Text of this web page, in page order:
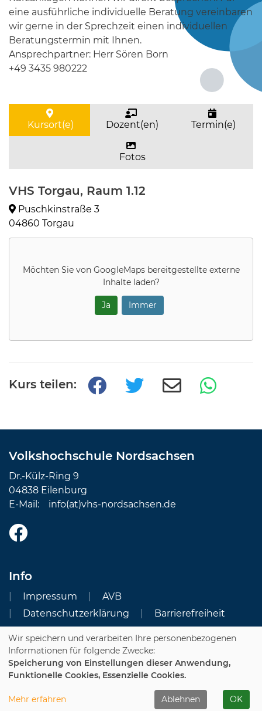
eine ausführliche individuelle Beratung vereinbaren
wir gerne in der Sprechzeit einen individuellen
Beratungstermin mit Ihnen.
Ansprechpartner: Herr Sören Born
+49 3435 980222
Kursort(e) Dozent(en) Termin(e)
Fotos
VHS Torgau, Raum 1.12
Puschkinstraße 3
04860 Torgau
Möchten Sie von GoogleMapsbereitgestellte externe
Inhalte laden?
Ja Immer
Kurs teilen:
Volkshochschule Nordsachsen
Dr.-Külz-Ring 9
04838 Eilenburg
E-Mail: info(at)vhs-nordsachsen.de
Info
Impressum
AVB
Datenschutzerklärung
Barrierefreiheit
Cookie Einstellungen
Dozenten-Login
Wir speichern und verarbeiten Ihre personenbezogenen
Informationen für folgende Zwecke:
Speicherung von Einstellungen dieser Anwendung,
Funktionelle Cookies, Essenzielle Cookies.
Mehr erfahren Ablehnen OK